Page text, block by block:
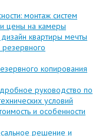
монтаж систем
цены на камеры
квартиры мечты
копирования
руководство по
условий
и особенности
решение и